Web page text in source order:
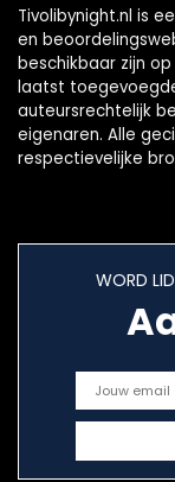
Tivolibynight.nl is
en
beschikbaar zijn
laatst
auteursrechtelijk
eigenaren. Alle
respectievelijke
WORD